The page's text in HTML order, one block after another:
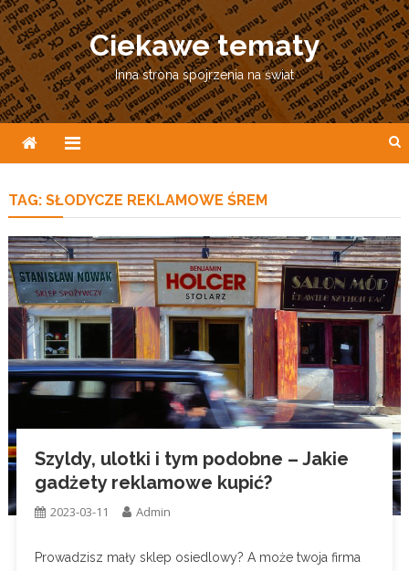
Skip
to
content
Ciekawe tematy
Inna strona spojrzenia na świat
TAG: SŁODYCZE REKLAMOWE ŚREM
Szyldy, ulotki i tym podobne – Jakie
gadżety reklamowe kupić?
2023-03-11 Admin
Prowadzisz mały sklep osiedlowy? A może twoja firma